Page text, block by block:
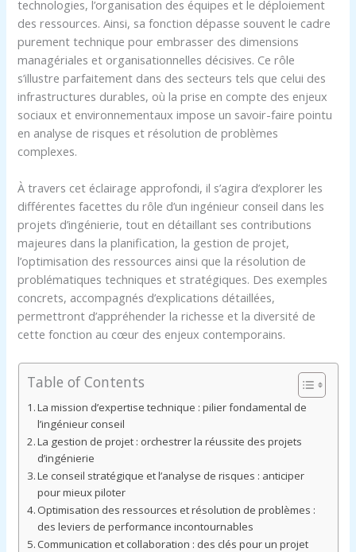
technologies, l’organisation des équipes et le déploiement
des ressources. Ainsi, sa fonction dépasse souvent le cadre
purement technique pour embrasser des dimensions
managériales et organisationnelles décisives. Ce rôle
s’illustre parfaitement dans des secteurs tels que celui des
infrastructures durables, où la prise en compte des enjeux
sociaux et environnementaux impose un savoir-faire pointu
en analyse de risques et résolution de problèmes
complexes.
À travers cet éclairage approfondi, il s’agira d’explorer les
différentes facettes du rôle d’un ingénieur conseil dans les
projets d’ingénierie, tout en détaillant ses contributions
majeures dans la planification, la gestion de projet,
l’optimisation des ressources ainsi que la résolution de
problématiques techniques et stratégiques. Des exemples
concrets, accompagnés d’explications détaillées,
permettront d’appréhender la richesse et la diversité de
cette fonction au cœur des enjeux contemporains.
Table of Contents
La mission d’expertise technique : pilier fondamental de
l’ingénieur conseil
La gestion de projet : orchestrer la réussite des projets
d’ingénierie
Le conseil stratégique et l’analyse de risques : anticiper
pour mieux piloter
Optimisation des ressources et résolution de problèmes :
des leviers de performance incontournables
Communication et collaboration : des clés pour un projet